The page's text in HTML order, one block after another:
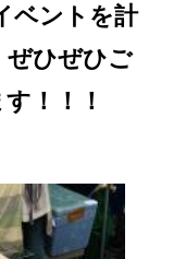
ベントを計
ぜひぜひご
！！！